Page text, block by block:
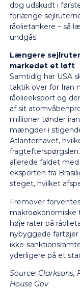
dog udskudt i
forlænge
råolietankere – så
undgås.
Længere
markedet et løft
Samtidig har USA
taktik over for Iran
råolieeksport og
af sit
millioner tønder
mængder i
Atlanterhavet,
allerede faldet
eksporten fra
steget, hvilket
Fremover
høje rater på
nybyggede
ikke-
yderligere på et
Source: Clarksons,
House Gov